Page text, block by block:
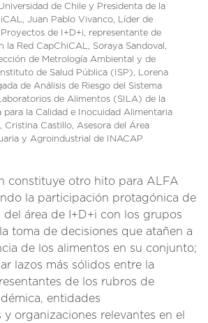
de Chile y Presidenta de la
Juan Pablo Vivanco, Líder de
de I+D+i, representante de
la Red CapChiCAL, Soraya Sandoval,
de Metrología Ambiental y de
de Salud Pública (ISP), Lorena
de Análisis de Riesgo del Sistema
de Alimentos (SILA) de la
para la Calidad e Inocuidad Alimentaria
Cristina Castillo, Asesora del Área
y Agroindustrial de INACAP
constituye otro hito para ALFA
la participación protagónica de
del área de I+D+i con los grupos
toma de decisiones que atañen a
de los alimentos en su conjunto;
lazos más sólidos entre la
de los rubros de
entidades
organizaciones relevantes en el